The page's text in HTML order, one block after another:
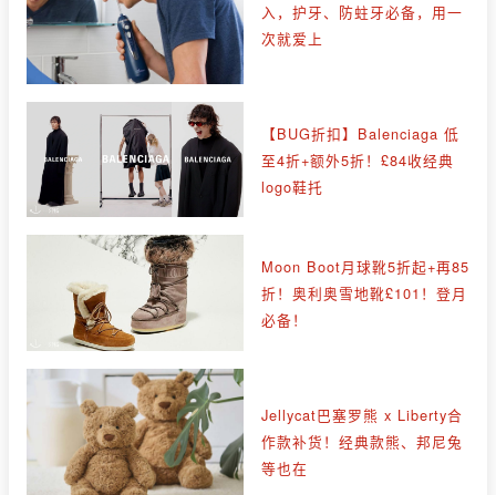
入，护牙、防蛀牙必备，用一
次就爱上
【BUG折扣】Balenciaga 低
至4折+额外5折！£84收经典
logo鞋托
Moon Boot月球靴5折起+再85
折！奥利奥雪地靴£101！登月
必备！
Jellycat巴塞罗熊 x Liberty合
作款补货！经典款熊、邦尼兔
等也在